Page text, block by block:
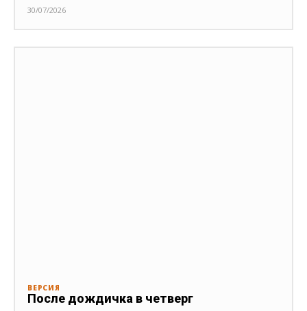
30/07/2026
ВЕРСИЯ
После дождичка в четверг